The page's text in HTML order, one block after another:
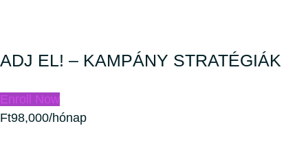
ADJ EL! – KAMPÁNY STRATÉGIÁK
Enroll Now
Ft98,000/hónap